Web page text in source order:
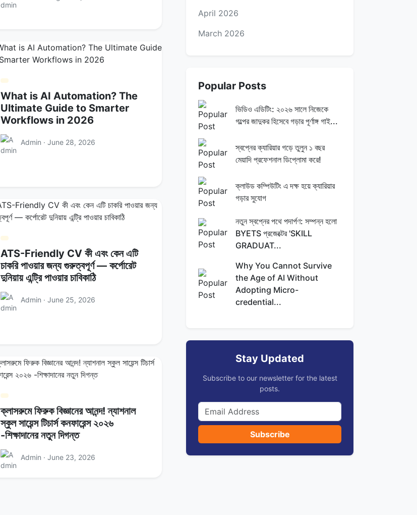
What is AI Automation? The
Ultimate Guide to Smarter
Workflows in 2026
Admin · June 28, 2026
ATS-Friendly CV কী এবং কেন এটি
চাকরি পাওয়ার জন্য গুরুত্বপূর্ণ — কর্পোরেট
দুনিয়ায় এন্ট্রি পাওয়ার চাবিকাঠি
Admin · June 25, 2026
ক্লাসরুমে ফিরুক বিজ্ঞানের আনন্দ! ন্যাশনাল
স্কুল সায়েন্স টিচার্স কনফারেন্স ২০২৬
-শিক্ষাদানের নতুন দিগন্ত
Admin · June 23, 2026
April 2026
March 2026
Popular Posts
ভিডিও এডিটিং: ২০২৬ সালে নিজেকে
গল্পের জাদুকর হিসেবে গড়ার পূর্ণাঙ্গ গাই...
স্বপ্নের ক্যারিয়ার গড়ে তুলুন ১ বছর
মেয়াদি প্রফেশনাল ডিপ্লোমা করে!
ক্লাউড কম্পিউটিং এ দক্ষ হয়ে ক্যারিয়ার
গড়ার সুযোগ
নতুন স্বপ্নের পথে পদার্পণ: সম্পন্ন হলো
BYETS প্রজেক্টের 'SKILL
GRADUAT...
Why You Cannot Survive
the Age of AI Without
Adopting Micro-
credential...
Stay Updated
Subscribe to our newsletter for the latest
posts.
Subscribe